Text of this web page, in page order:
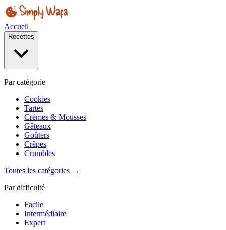
Accueil
Recettes
Par catégorie
Cookies
Tartes
Crèmes & Mousses
Gâteaux
Goûters
Crêpes
Crumbles
Toutes les catégories →
Par difficulté
Facile
Intermédiaire
Expert